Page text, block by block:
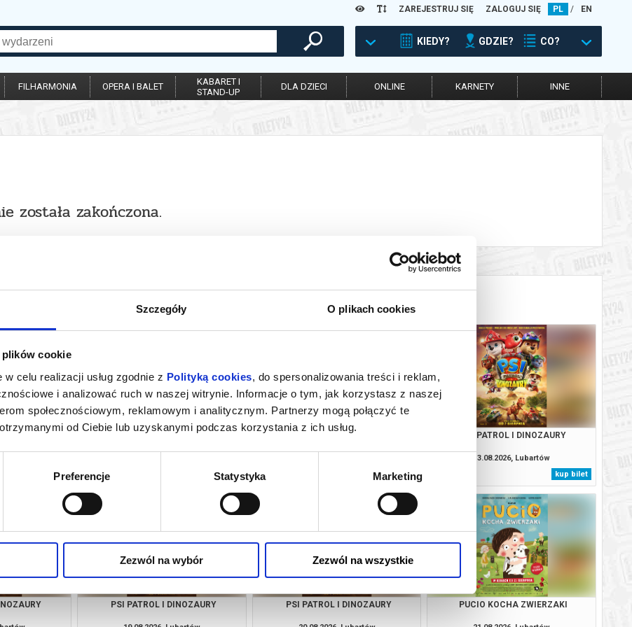
Szczegóły O plikach cookies
cookie
celu realizacji usług zgodnie z Polityką cookies, do spersonalizowania treści i reklam,
i analizować ruch w naszej witrynie. Informacje o tym, jak korzystasz z naszej
społecznościowym, reklamowym i analitycznym. Partnerzy mogą połączyć te
od Ciebie lub uzyskanymi podczas korzystania z ich usług.
Preferencje Statystyka Marketing
Zezwól na wybór Zezwól na wszystkie
ZAREJESTRUJ SIĘ ZALOGUJ SIĘ PL / EN
KIEDY? GDZIE? CO?
FILHARMONIA OPERA I BALET
KABARET I
STAND-UP
DLA DZIECI ONLINE KARNETY INNE
została zakończona.
kup bilet
PSI PATROL I DINOZAURY
kup bilet
PSI PATROL I DINOZAURY
kup bilet
PSI PATROL I DINOZAURY
13.08.2026, Lubartów
kup bilet
PSI PATROL I DINOZAURY PSI PATROL I DINOZAURY PUCIO KOCHA ZWIERZAKI